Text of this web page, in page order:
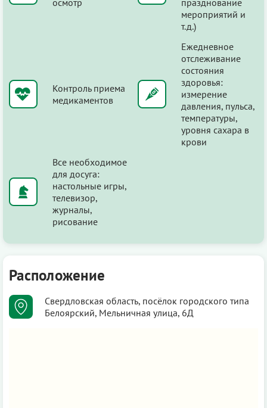
мероприятий и
т.д.)
Контроль приема
медикаментов
Ежедневное
отслеживание
состояния
здоровья:
измерение
давления, пульса,
температуры,
уровня сахара в
крови
Все необходимое
для досуга:
настольные игры,
телевизор,
журналы,
рисование
Расположение
Свердловская область, посёлок городского типа
Белоярский, Мельничная улица, 6Д